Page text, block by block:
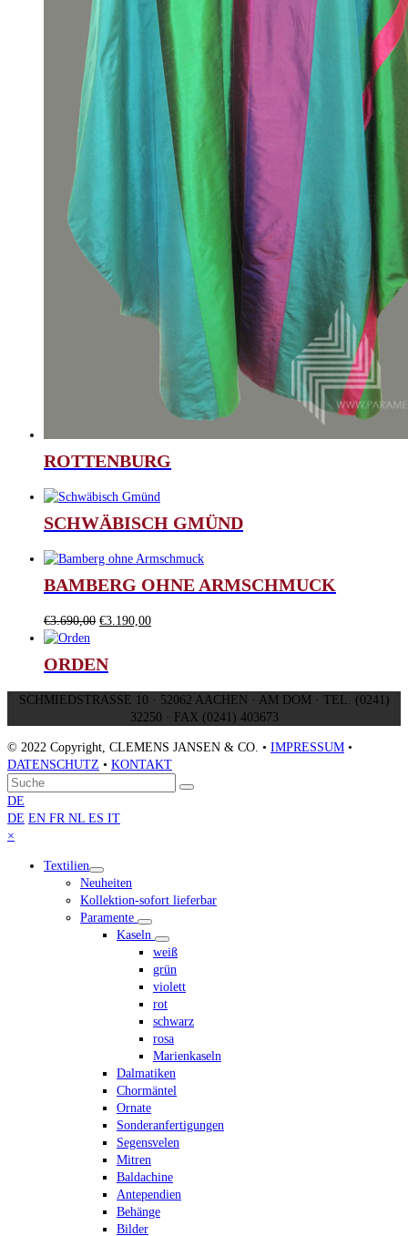
ROTTENBURG
SCHWÄBISCH GMÜND
BAMBERG OHNE ARMSCHMUCK
€3.690,00 Ursprünglicher
€3.690,00
€3.190,00Aktueller
ORDEN
SCHMIEDSTRASSE 10 · 52062 AACHEN · AM DOM · TEL. (0241)
32250 · FAX (0241) 403673
© 2022 Copyright, CLEMENS JANSEN & CO. • IMPRESSUM •
DATENSCHUTZ • KONTAKT
An
den
Anfang
scrollen
Suche
Senden
DE
DE EN FR NL ES IT
×
menu
Textilien
Neuheiten
Kollektion-sofort lieferbar
Paramente
Kaseln
weiß
grün
violett
rot
schwarz
rosa
Marienkaseln
Dalmatiken
Chormäntel
Ornate
Sonderanfertigungen
Segensvelen
Mitren
Baldachine
Antependien
Behänge
Bilder